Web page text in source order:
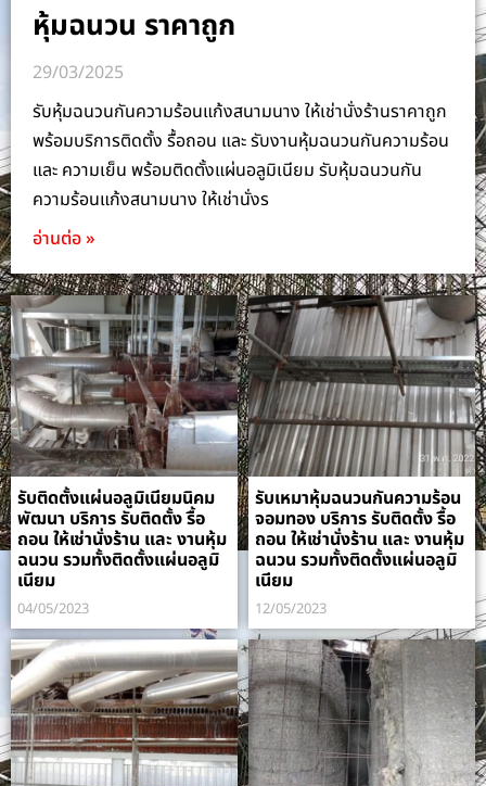
หุ้มฉนวน ราคาถูก
29/03/2025
รับหุ้มฉนวนกันความร้อนแก้งสนามนาง ให้เช่านั่งร้านราคาถูก
พร้อมบริการติดตั้ง รื้อถอน และ รับงานหุ้มฉนวนกันความร้อน
และ ความเย็น พร้อมติดตั้งแผ่นอลูมิเนียม รับหุ้มฉนวนกัน
ความร้อนแก้งสนามนาง ให้เช่านั่งร
อ่านต่อ »
รับติดตั้งแผ่นอลูมิเนียมนิคม
พัฒนา บริการ รับติดตั้ง รื้อ
ถอน ให้เช่านั่งร้าน และ งานหุ้ม
ฉนวน รวมทั้งติดตั้งแผ่นอลูมิ
เนียม
04/05/2023
รับเหมาหุ้มฉนวนกันความร้อน
จอมทอง บริการ รับติดตั้ง รื้อ
ถอน ให้เช่านั่งร้าน และ งานหุ้ม
ฉนวน รวมทั้งติดตั้งแผ่นอลูมิ
เนียม
12/05/2023